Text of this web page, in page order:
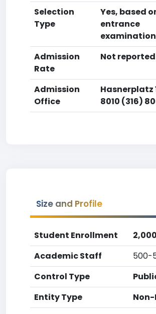
Selection
Type
Yes, based
entrance
Admission
Rate
Not reported
Admission
Office
Hasnerplatz
8010 (316)
Size and Profile
Student Enrollment
Academic Staff
500-
Control Type
Entity Type